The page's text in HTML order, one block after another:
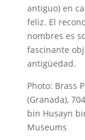
antiguo) en
feliz. El
nombres es
fascinante
antigüedad.
Photo: Brass
(Granada),
bin Husayn
Museums